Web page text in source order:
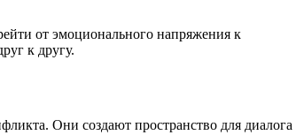
от эмоционального напряжения к
к другу.
Они создают пространство для диалога